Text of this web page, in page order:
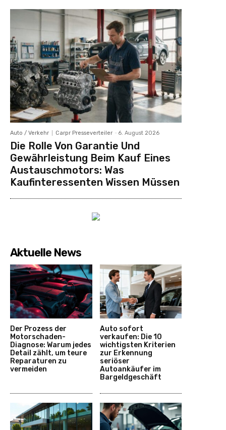
Auto / Verkehr Carpr Presseverteiler - 6. August 2026
Die Rolle Von Garantie Und
Gewährleistung Beim Kauf Eines
Austauschmotors: Was
Kaufinteressenten Wissen Müssen
Aktuelle News
Der Prozess der
Motorschaden-
Diagnose: Warum jedes
Detail zählt, um teure
Reparaturen zu
vermeiden
Auto sofort
verkaufen: Die 10
wichtigsten Kriterien
zur Erkennung
seriöser
Autoankäufer im
Bargeldgeschäft